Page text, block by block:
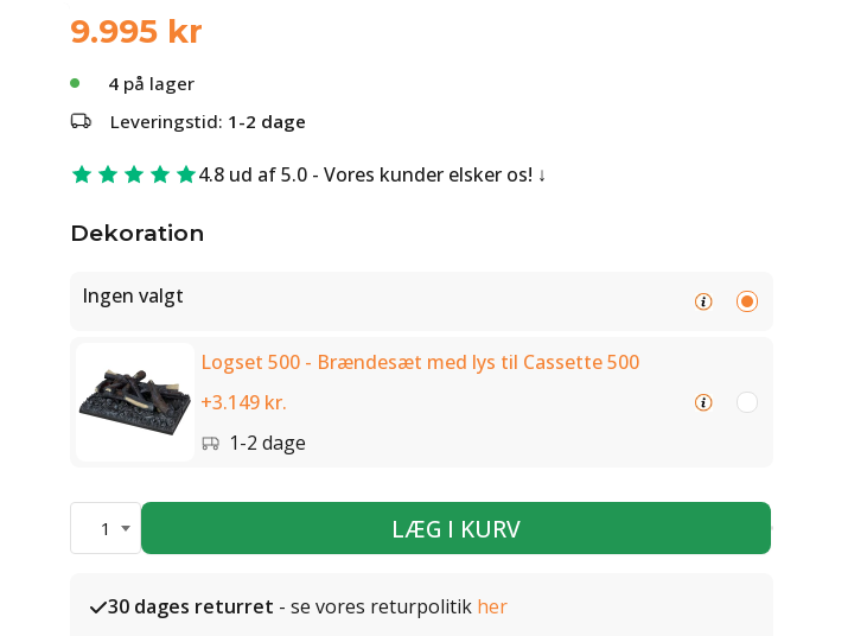
9.995 kr
4 på lager
Leveringstid: 1-2 dage
4.8 ud af 5.0 - Vores kunder elsker os!
Dekoration
Ingen valgt
Logset 500 - Brændesæt med lys til Cassette 500
+3.149 kr.
1-2 dage
1 LÆG I KURV
30 dages returret - se vores returpolitik her